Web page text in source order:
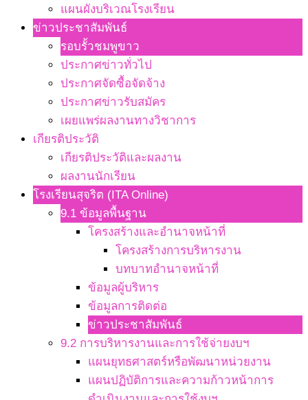
แผนผังบริเวณโรงเรียน
ข่าวประชาสัมพันธ์
รอบรั้วชมพูขาว
ประกาศข่าวทั่วไป
ประกาศจัดซื้อจัดจ้าง
ประกาศข่าวรับสมัคร
เผยแพร่ผลงานทางวิชาการ
เกียรติประวัติ
เกียรติประวัติและผลงาน
ผลงานนักเรียน
โรงเรียนสุจริต (ITA Online)
9.1 ข้อมูลพื้นฐาน
โครงสร้างและอำนาจหน้าที่
โครงสร้างการบริหารงาน
บทบาทอำนาจหน้าที่
ข้อมูลผู้บริหาร
ข้อมูลการติดต่อ
ข่าวประชาสัมพันธ์
9.2 การบริหารงานและการใช้จ่ายงบฯ
แผนยุทธศาสตร์หรือพัฒนาหน่วยงาน
แผนปฏิบัติการและความก้าวหน้าการ